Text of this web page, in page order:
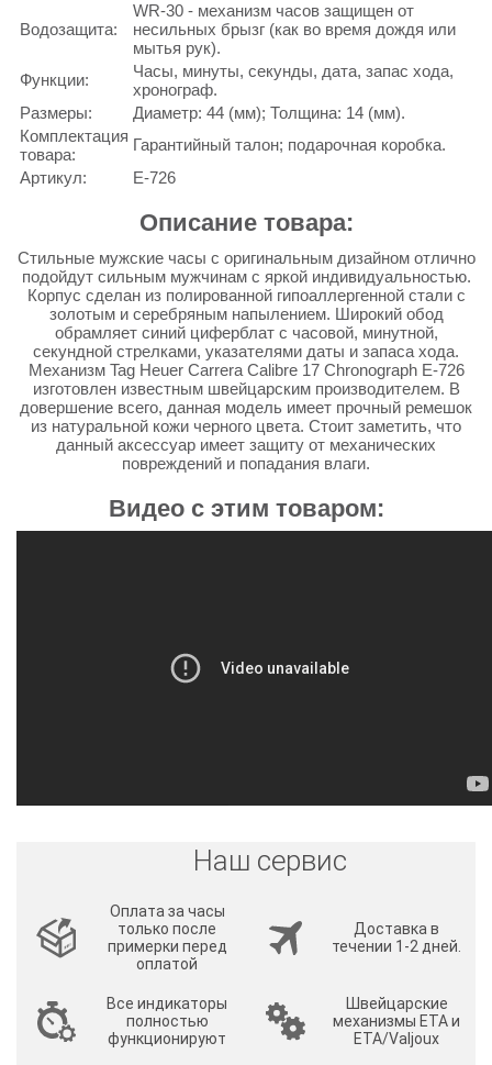
Водозащита:
WR-30 - механизм часов защищен от
несильных брызг (как во время дождя или
мытья рук).
Функции:
Часы, минуты, секунды, дата, запас хода,
хронограф.
Размеры:
Диаметр: 44 (мм); Толщина: 14 (мм).
Комплектация
товара:
Гарантийный талон; подарочная коробка.
Артикул:
E-726
Описание товара:
Стильные мужские часы с оригинальным дизайном отлично
подойдут сильным мужчинам с яркой индивидуальностью.
Корпус сделан из полированной гипоаллергенной стали с
золотым и серебряным напылением. Широкий обод
обрамляет синий циферблат с часовой, минутной,
секундной стрелками, указателями даты и запаса хода.
Механизм Tag Heuer Carrera Calibre 17 Chronograph E-726
изготовлен известным швейцарским производителем. В
довершение всего, данная модель имеет прочный ремешок
из натуральной кожи черного цвета. Стоит заметить, что
данный аксессуар имеет защиту от механических
повреждений и попадания влаги.
Видео с этим товаром:
Наш сервис
Оплата за часы
только после
примерки перед
оплатой
Доставка в
течении 1-2 дней.
Все индикаторы
полностью
функционируют
Швейцарские
механизмы ETA и
ETA/Valjoux